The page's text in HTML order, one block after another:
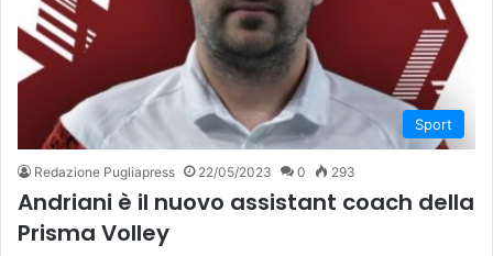
Sport
Redazione Pugliapress 22/05/2023 0 293
Andriani è il nuovo assistant coach della
Prisma Volley